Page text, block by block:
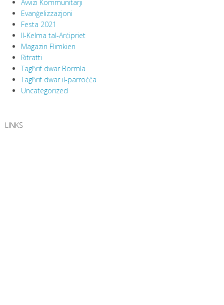
Avvizi Kommunitarji
Evanġelizzazjoni
Festa 2021
Il-Kelma tal-Arċipriet
Magazin Flimkien
Ritratti
Tagħrif dwar Bormla
Tagħrif dwar il-parroċċa
Uncategorized
LINKS